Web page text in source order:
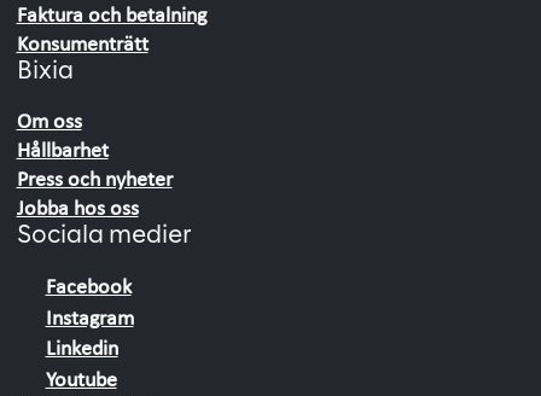
Faktura och betalning
Konsumenträtt
Bixia
Om oss
Hållbarhet
Press och nyheter
Jobba hos oss
Sociala medier
Facebook
Instagram
Linkedin
Youtube